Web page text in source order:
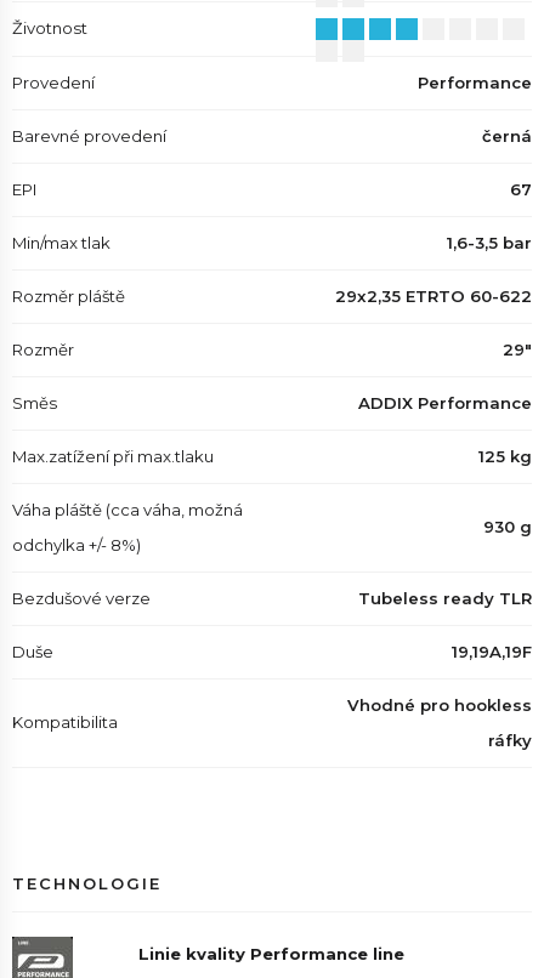
Životnost
Provedení Performance
Barevné provedení černá
EPI 67
Min/max tlak 1,6-3,5 bar
Rozměr pláště 29x2,35 ETRTO 60-622
Rozměr 29"
Směs ADDIX Performance
Max.zatížení při max.tlaku 125 kg
Váha pláště (cca váha, možná
odchylka +/- 8%)
930 g
Bezdušové verze Tubeless ready TLR
Duše 19,19A,19F
Kompatibilita
Vhodné pro hookless
ráfky
TECHNOLOGIE
Linie kvality Performance line